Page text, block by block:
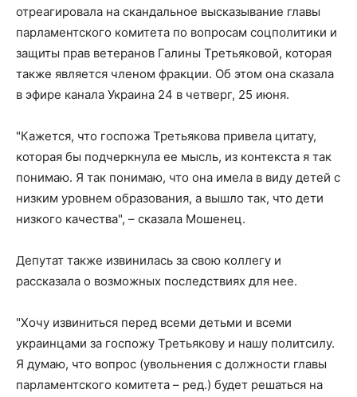
отреагировала на скандальное высказывание главы
парламентского комитета по вопросам соцполитики и
защиты прав ветеранов Галины Третьяковой, которая
также является членом фракции. Об этом она сказала
в эфире канала Украина 24 в четверг, 25 июня.
"Кажется, что госпожа Третьякова привела цитату,
которая бы подчеркнула ее мысль, из контекста я так
понимаю. Я так понимаю, что она имела в виду детей с
низким уровнем образования, а вышло так, что дети
низкого качества", – сказала Мошенец.
Депутат также извинилась за свою коллегу и
рассказала о возможных последствиях для нее.
"Хочу извиниться перед всеми детьми и всеми
украинцами за госпожу Третьякову и нашу политсилу.
Я думаю, что вопрос (увольнения с должности главы
парламентского комитета – ред.) будет решаться на